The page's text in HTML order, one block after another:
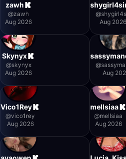
zawh
@zawh
Aug 2026
@
Aug 2026
Skynyx
@skynyx
Aug 2026
@
Aug
Vico1Rey
@vico1rey
Aug 2026
mellsiaa
@mellsiaa
Aug 2026